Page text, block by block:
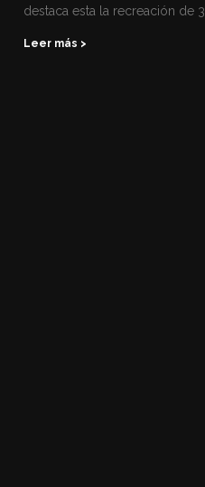
destaca esta la recreación de
Leer más >